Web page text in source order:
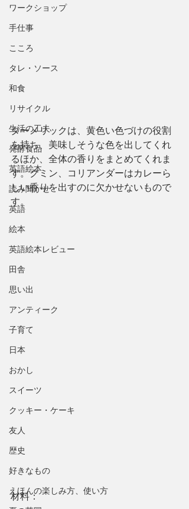
ワークショップ
手仕事
こころ
タレ・ソース
和食
リサイクル
生活の工夫
発酵食品
英語絵本
読み聞かせ
英語
絵本
英語絵本レビュー
田舎
思い出
アンティーク
子育て
日本
おかし
スイーツ
クッキー・ケーキ
友人
歴史
好きなもの
えほんの楽しみ方、使い方
ターメリックは、黄色い色づけの役割
を持ち、美味しそうな色を出してくれ
るほか、全体の香りをまとめてくれま
す。クミン、コリアンダーはカレーら
しい香りを出すのに欠かせないもので
す。
材料：